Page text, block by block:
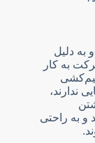
به دلیل
به کار
ندارند،
و به راحتی